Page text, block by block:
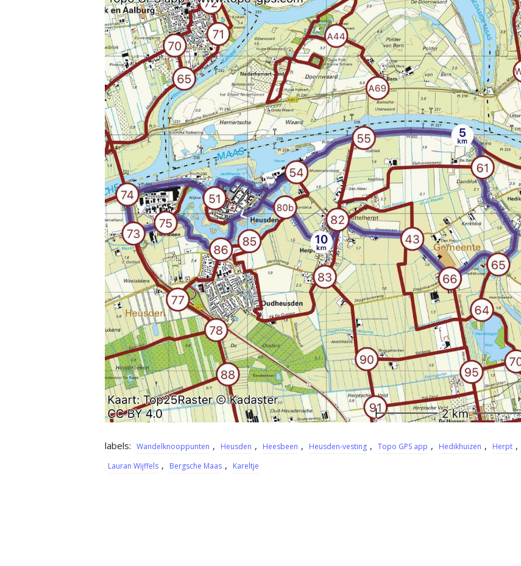
labels: Wandelknooppunten , Heusden , Heesbeen , Heusden-vesting , Topo GPS app , Hedikhuizen , Herpt ,
Lauran Wijffels , Bergsche Maas , Kareltje